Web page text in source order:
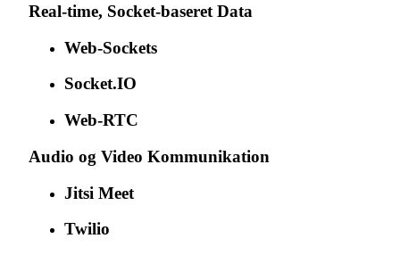
Real-time, Socket-baseret Data
Web-Sockets
Socket.IO
Web-RTC
Audio og Video Kommunikation
Jitsi Meet
Twilio